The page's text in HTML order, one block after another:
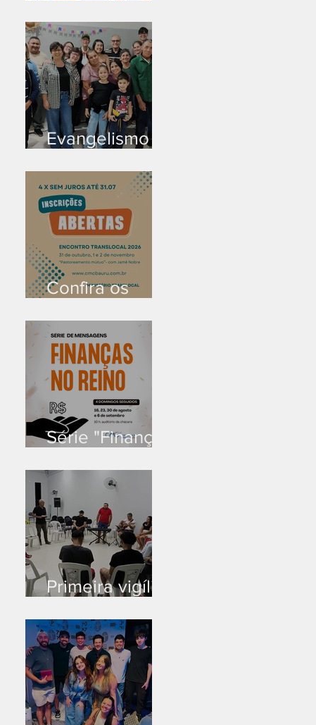
Evangelismo
Confira os
Série "Finanças
Primeira vigília